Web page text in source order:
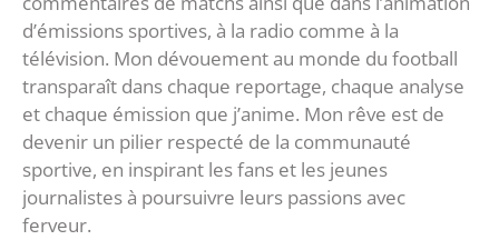
d’émissions sportives, à la radio comme à la
télévision. Mon dévouement au monde du football
transparaît dans chaque reportage, chaque analyse
et chaque émission que j’anime. Mon rêve est de
devenir un pilier respecté de la communauté
sportive, en inspirant les fans et les jeunes
journalistes à poursuivre leurs passions avec
ferveur.